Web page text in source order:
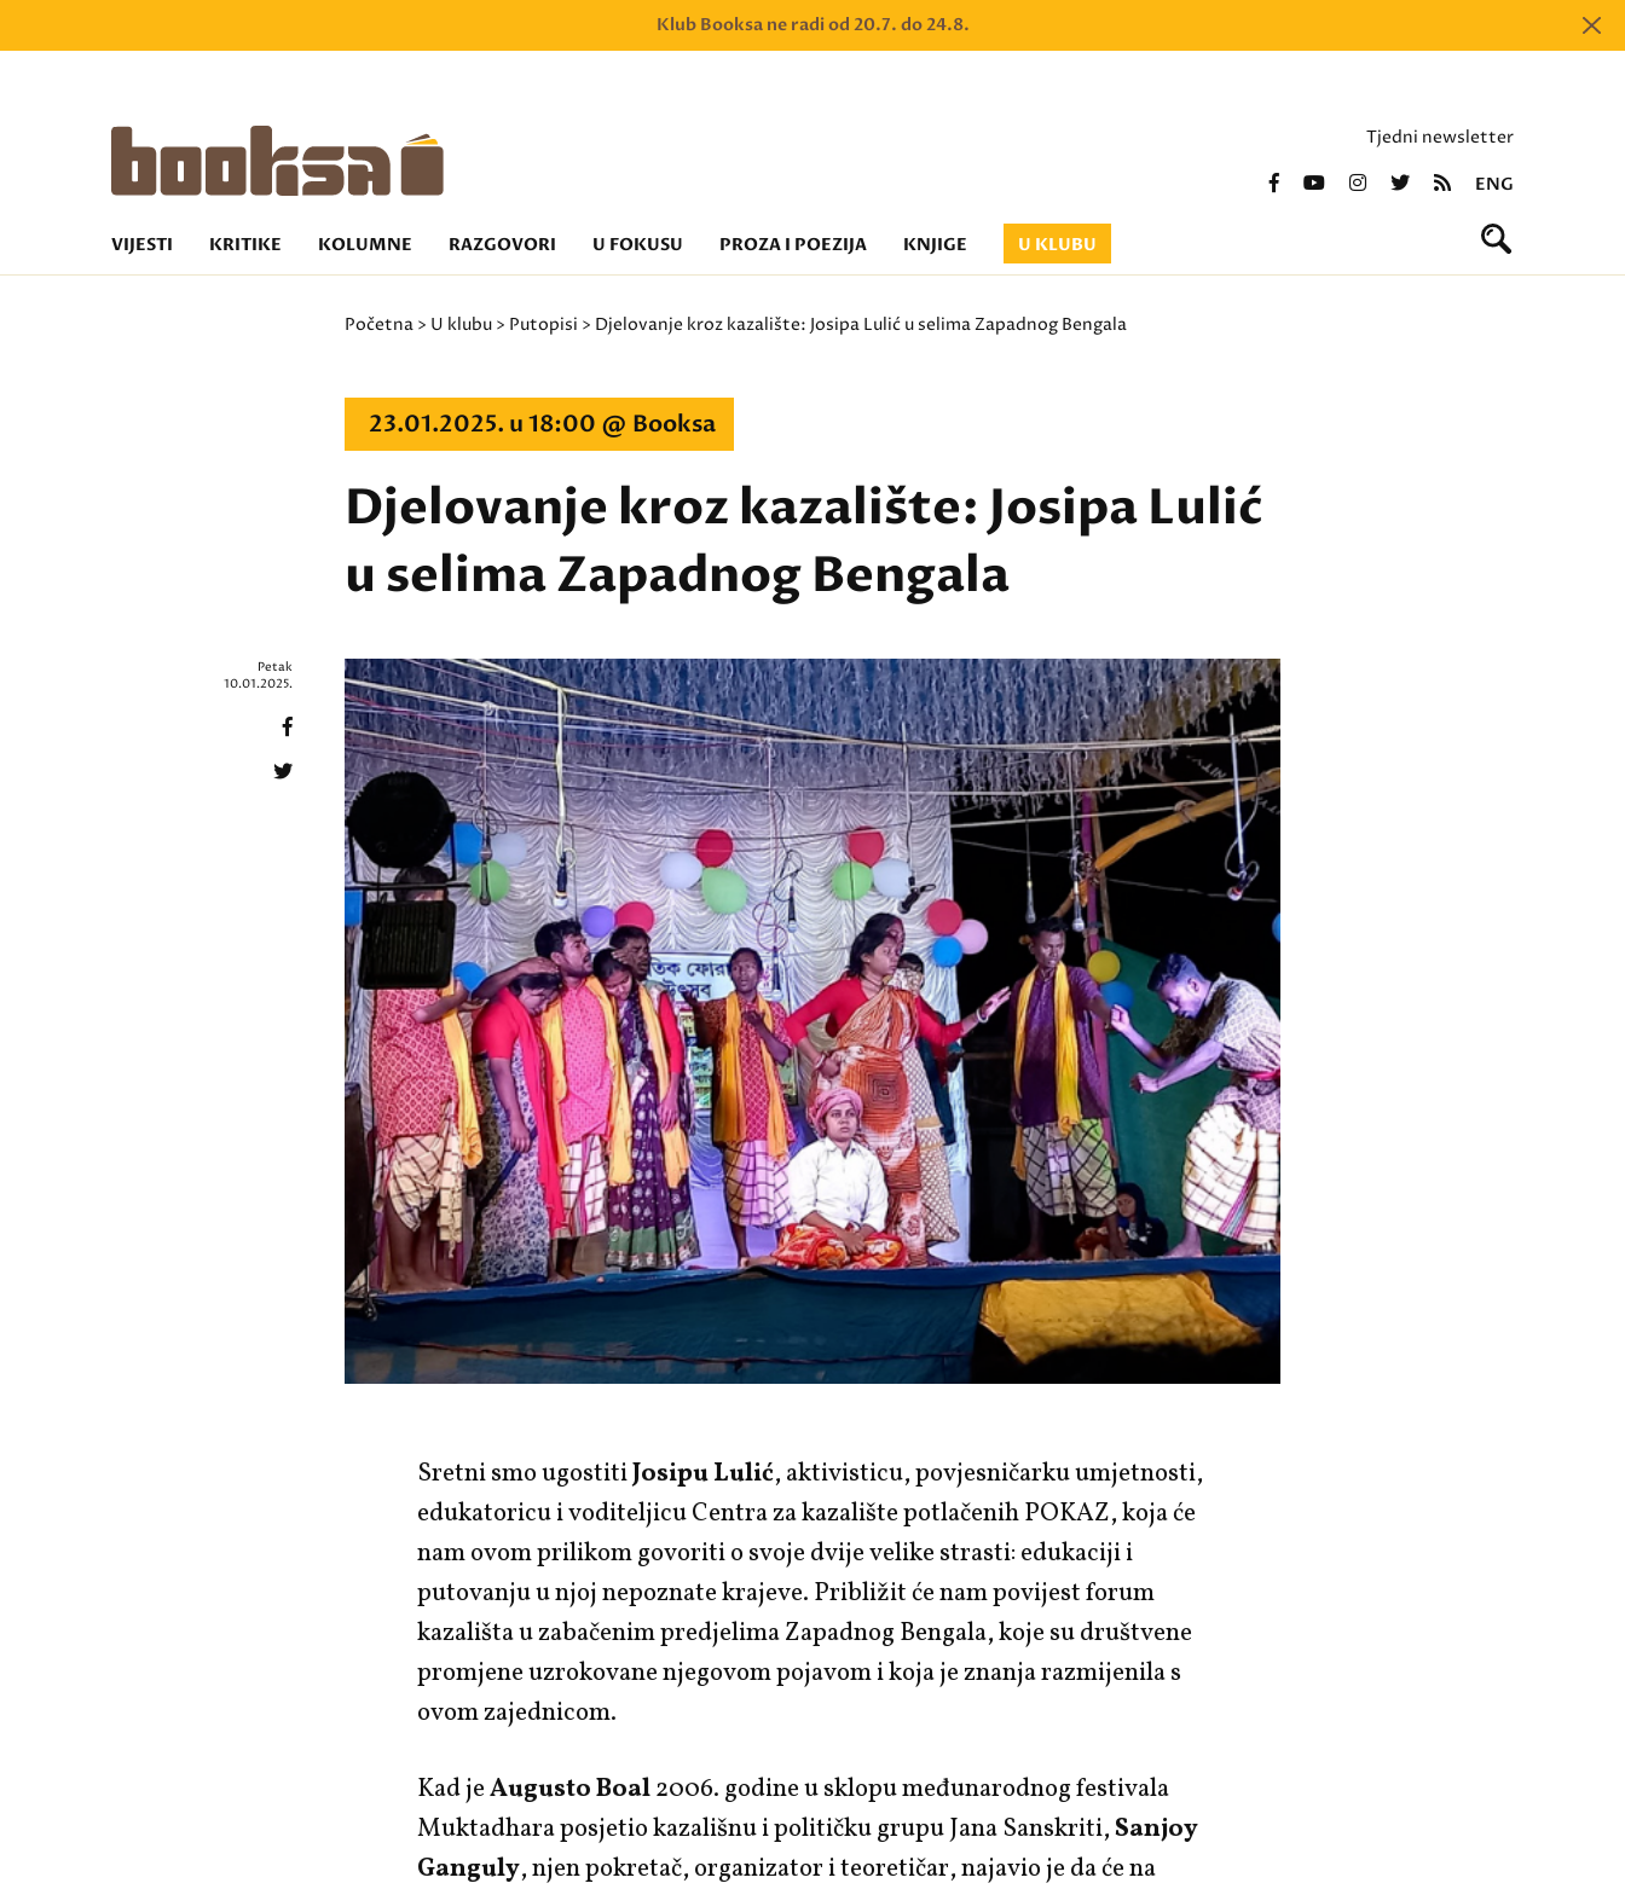
Klub Booksa ne radi od 20.7. do 24.8.
Tjedni newsletter
ENG
VIJESTI KRITIKE KOLUMNE RAZGOVORI U FOKUSU PROZA I POEZIJA KNJIGE U KLUBU
Početna > U klubu > Putopisi > Djelovanje kroz kazalište: Josipa Lulić u selima Zapadnog Bengala
23.01.2025. u 18:00 @ Booksa
Djelovanje kroz kazalište: Josipa Lulić
u selima Zapadnog Bengala
Petak
10.01.2025.
Sretni smo ugostitiJosipu Lulić, aktivisticu, povjesničarku umjetnosti,
edukatoricu i voditeljicu Centra za kazalište potlačenih POKAZ, koja će
nam ovom prilikom govoriti o svoje dvije velike strasti: edukaciji i
putovanju u njoj nepoznate krajeve. Približit će nam povijest forum
kazališta u zabačenim predjelima Zapadnog Bengala, koje su društvene
promjene uzrokovane njegovom pojavom i koja je znanja razmijenila s
ovom zajednicom.
Kad jeAugusto Boal2006. godine u sklopu međunarodnog festivala
Muktadhara posjetio kazališnu i političku grupu Jana Sanskriti,Sanjoy
Ganguly, njen pokretač, organizator i teoretičar, najavio je da će na